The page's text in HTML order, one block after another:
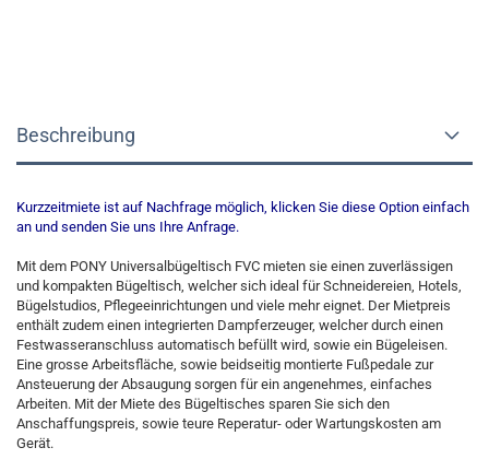
Beschreibung
Kurzzeitmiete ist auf Nachfrage möglich, klicken Sie diese Option einfach
an und senden Sie uns Ihre Anfrage.
Mit dem PONY Universalbügeltisch FVC mieten sie einen zuverlässigen
und kompakten Bügeltisch, welcher sich ideal für Schneidereien, Hotels,
Bügelstudios, Pflegeeinrichtungen und viele mehr eignet. Der Mietpreis
enthält zudem einen integrierten Dampferzeuger, welcher durch einen
Festwasseranschluss automatisch befüllt wird, sowie ein Bügeleisen.
Eine grosse Arbeitsfläche, sowie beidseitig montierte Fußpedale zur
Ansteuerung der Absaugung sorgen für ein angenehmes, einfaches
Arbeiten. Mit der Miete des Bügeltisches sparen Sie sich den
Anschaffungspreis, sowie teure Reperatur- oder Wartungskosten am
Gerät.